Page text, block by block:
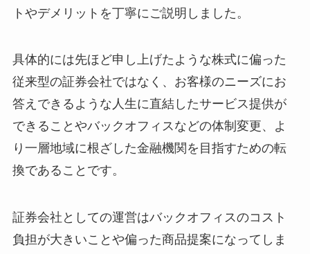
トやデメリットを丁寧にご説明しました。
具体的には先ほど申し上げたような株式に偏った
従来型の証券会社ではなく、お客様のニーズにお
答えできるような人生に直結したサービス提供が
できることやバックオフィスなどの体制変更、よ
り一層地域に根ざした金融機関を目指すための転
換であることです。
証券会社としての運営はバックオフィスのコスト
負担が大きいことや偏った商品提案になってしま